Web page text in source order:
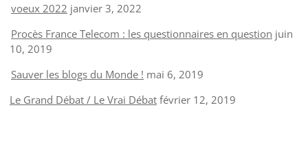
voeux 2022 janvier 3, 2022
Procès France Telecom : les questionnaires en question juin
10, 2019
Sauver les blogs du Monde ! mai 6, 2019
Le Grand Débat / Le Vrai Débat février 12, 2019